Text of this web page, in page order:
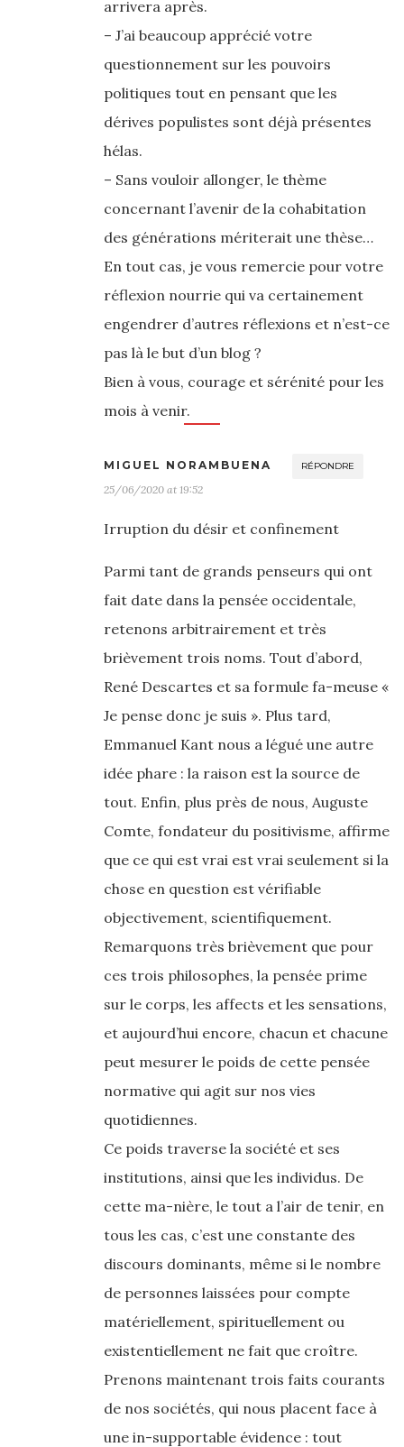
arrivera après.
– J’ai beaucoup apprécié votre
questionnement sur les pouvoirs
politiques tout en pensant que les
dérives populistes sont déjà présentes
hélas.
– Sans vouloir allonger, le thème
concernant l’avenir de la cohabitation
des générations mériterait une thèse…
En tout cas, je vous remercie pour votre
réflexion nourrie qui va certainement
engendrer d’autres réflexions et n’est-ce
pas là le but d’un blog ?
Bien à vous, courage et sérénité pour les
mois à venir.
MIGUEL NORAMBUENA RÉPONDRE
25/06/2020 at 19:52
Irruption du désir et confinement
Parmi tant de grands penseurs qui ont
fait date dans la pensée occidentale,
retenons arbitrairement et très
brièvement trois noms. Tout d’abord,
René Descartes et sa formule fa-meuse «
Je pense donc je suis ». Plus tard,
Emmanuel Kant nous a légué une autre
idée phare : la raison est la source de
tout. Enfin, plus près de nous, Auguste
Comte, fondateur du positivisme, affirme
que ce qui est vrai est vrai seulement si la
chose en question est vérifiable
objectivement, scientifiquement.
Remarquons très brièvement que pour
ces trois philosophes, la pensée prime
sur le corps, les affects et les sensations,
et aujourd’hui encore, chacun et chacune
peut mesurer le poids de cette pensée
normative qui agit sur nos vies
quotidiennes.
Ce poids traverse la société et ses
institutions, ainsi que les individus. De
cette ma-nière, le tout a l’air de tenir, en
tous les cas, c’est une constante des
discours dominants, même si le nombre
de personnes laissées pour compte
matériellement, spirituellement ou
existentiellement ne fait que croître.
Prenons maintenant trois faits courants
de nos sociétés, qui nous placent face à
une in-supportable évidence : tout